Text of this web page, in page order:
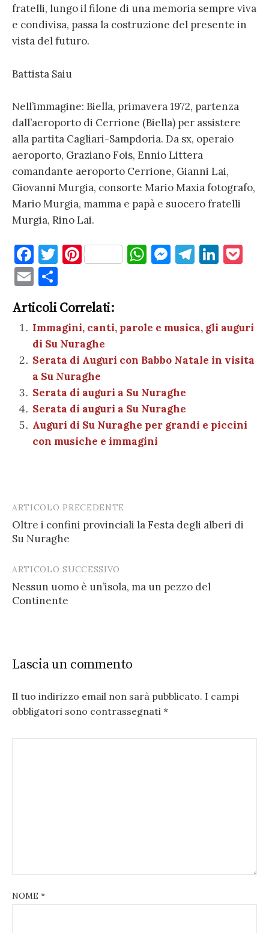
fratelli, lungo il filone di una memoria sempre viva
e condivisa, passa la costruzione del presente in
vista del futuro.
Battista Saiu
Nell’immagine: Biella, primavera 1972, partenza
dall’aeroporto di Cerrione (Biella) per assistere
alla partita Cagliari-Sampdoria. Da sx, operaio
aeroporto, Graziano Fois, Ennio Littera
comandante aeroporto Cerrione, Gianni Lai,
Giovanni Murgia, consorte Mario Maxia fotografo,
Mario Murgia, mamma e papà e suocero fratelli
Murgia, Rino Lai.
F
a
c
e
b
o
o
k
T
te
r
Pi
es
t
W
A
p
p
M
g
er
T
a
m
Li
dI et
E
m
ai
l
n
di
vi
di
Articoli Correlati:
Immagini, canti, parole e musica, gli auguri
di Su Nuraghe
Serata di Auguri con Babbo Natale in visita
a Su Nuraghe
Serata di auguri a Su Nuraghe
Serata di auguri a Su Nuraghe
Auguri di Su Nuraghe per grandi e piccini
con musiche e immagini
Post
navigation
ARTICOLO PRECEDENTE
Oltre i confini provinciali la Festa degli alberi di
Su Nuraghe
ARTICOLO SUCCESSIVO
Nessun uomo è un’isola, ma un pezzo del
Continente
Lascia un commento
Il tuo indirizzo email non sarà pubblicato. I campi
obbligatori sono contrassegnati *
NOME *